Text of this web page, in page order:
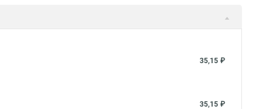
35,15 ₽
35,15 ₽